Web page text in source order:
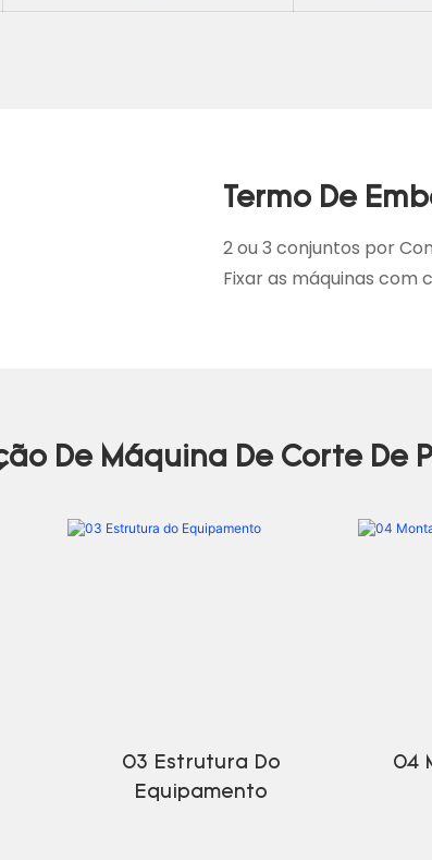
Termo De
2 ou 3 conjuntos por
Fixar as máquinas com
De Máquina De Corte De
03 Estrutura Do
Equipamento
04